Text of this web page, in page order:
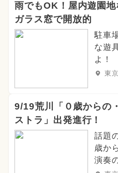
雨でもOK！屋内遊園地
ガラス窓で開放的
駐車
な遊
よ！
東
9/19荒川「０歳からの
ストラ」出発進行！
話題
歳か
演奏